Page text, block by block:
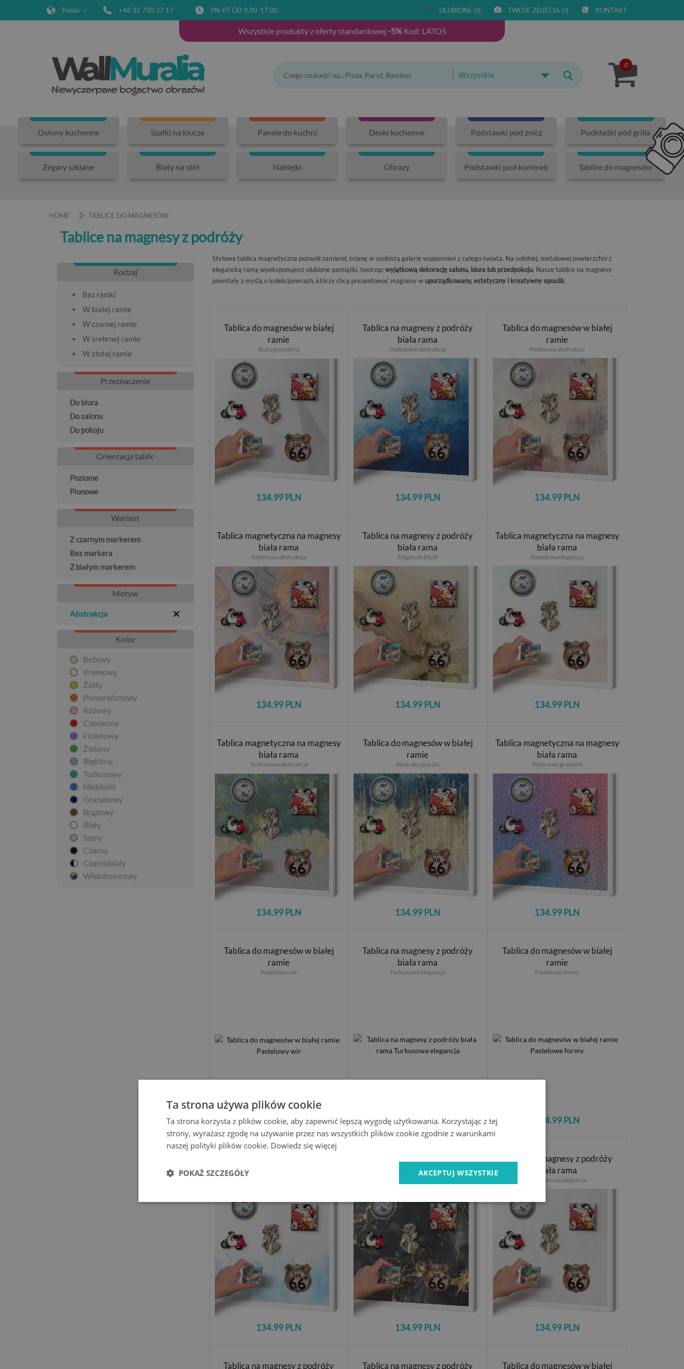
Polski +48 32 700 37 17 PN-PT OD 9.00-17.00 ULUBIONE (0) TWOJE ZDJĘCIA (0) KONTAKT
Wszystkie produkty z oferty standardowej -5%Kod: LATO5
Wszystkie
0
Osłony kuchenne Szafki na klucze Panele do kuchni Deski kuchenne Podstawki pod znicz Podkładki pod grilla
Zegary szklane Blaty na stół Naklejki Obrazy Podstawki pod kominek Tablice do magnesów
HOME TABLICE DO MAGNESÓW
Tablice na magnesy z podróży
Rodzaj
Bez ramki
W białej ramie
W czarnej ramie
W srebrnej ramie
W złotej ramie
Przeznaczenie
Do biura
Do salonu
Do pokoju
Orientacja tablic
Poziome
Pionowe
Wariant
Z czarnym markerem
Bez markera
Z białym markerem
Motyw
Abstrakcja
Kolor
Beżowy
Kremowy
Żółty
Pomarańczowy
Różowy
Czerwony
Fioletowy
Zielony
Błękitny
Turkusowy
Niebieski
Granatowy
Brązowy
Biały
Szary
Czarny
Czarnobiały
Wielokolorowy
Stylowa tablica magnetyczna pozwoli zamienić ścianę w osobistą galerię wspomnień z całego świata. Na solidnej, metalowej powierzchni z
elegancką ramą wyeksponujesz ulubione pamiątki, tworzącwyjątkową dekorację salonu, biura lub przedpokoju. Nasze tablice na magnesy
powstały z myślą o kolekcjonerach, którzy chcą prezentować magnesy w uporządkowany, estetyczny i kreatywny sposób.
Tablica do magnesów w białej
ramie
Biała geometria
134.99 PLN
Tablica na magnesy z podróży
biała rama
Niebieskie abstrakcje
134.99 PLN
Tablica do magnesów w białej
ramie
Pastelowa abstrakcja
134.99 PLN
Tablica magnetyczna na magnesy
biała rama
Kolorowa abstrakcja
134.99 PLN
Tablica na magnesy z podróży
biała rama
Elegancki błysk
134.99 PLN
Tablica magnetyczna na magnesy
biała rama
Pastelowa elegancja
134.99 PLN
Tablica magnetyczna na magnesy
biała rama
Turkusowa abstrakcja
134.99 PLN
Tablica do magnesów w białej
ramie
Abstrakcyjny las
134.99 PLN
Tablica magnetyczna na magnesy
biała rama
Kolorowy gradient
134.99 PLN
Tablica do magnesów w białej
ramie
Pastelowy wir
134.99 PLN
Tablica na magnesy z podróży
biała rama
Turkusowa elegancja
134.99 PLN
Tablica do magnesów w białej
ramie
Pastelowe formy
134.99 PLN
134.99 PLN
ramie
134.99 PLN
Tablica na magnesy z podróży
biała rama
Marmurowa elegancja
134.99 PLN
Tablica na magnesy z podróży Tablica na magnesy z podróży Tablica do magnesów w białej
Ta strona używa plików cookie
Ta strona korzysta z plików cookie, aby zapewnić lepszą wygodę użytkowania. Korzystając z tej
strony, wyrażasz zgodę na używanie przez nas wszystkich plików cookie zgodnie z warunkami
naszej polityki plików cookie. Dowiedz się więcej
AKCEPTUJ WSZYSTKIE
POKAŻ SZCZEGÓŁY